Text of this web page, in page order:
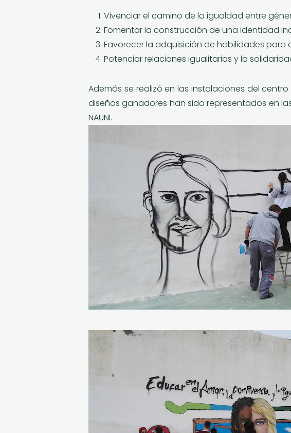
Vivenciar el camino de la igualdad entre
Fomentar la construcción de una identidad
Favorecer la adquisición de habilidades
Potenciar relaciones igualitarias y la
Además se realizó en las instalaciones del
diseños ganadores han sido representados en
NAUNI.